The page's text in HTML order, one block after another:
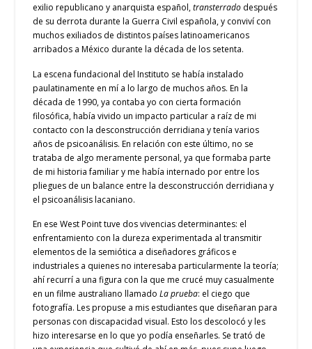
exilio republicano y anarquista español,transterrado después
de su derrota durante la Guerra Civil española, y conviví con
muchos exiliados de distintos países latinoamericanos
arribados a México durante la década de los setenta.
La escena fundacional del Instituto se había instalado
paulatinamente en mí a lo largo de muchos años. En la
década de 1990, ya contaba yo con cierta formación
filosófica, había vivido un impacto particular a raíz de mi
contacto con la desconstrucción derridiana y tenía varios
años de psicoanálisis. En relación con este último, no se
trataba de algo meramente personal, ya que formaba parte
de mi historia familiar y me había internado por entre los
pliegues de un balance entre la desconstrucción derridiana y
el psicoanálisis lacaniano.
En ese West Point tuve dos vivencias determinantes: el
enfrentamiento con la dureza experimentada al transmitir
elementos de la semiótica a diseñadores gráficos e
industriales a quienes no interesaba particularmente la teoría;
ahí recurrí a una figura con la que me crucé muy casualmente
en un filme australiano llamadoLa prueba: el ciego que
fotografía. Les propuse a mis estudiantes que diseñaran para
personas con discapacidad visual. Esto los descolocó y les
hizo interesarse en lo que yo podía enseñarles. Se trató de